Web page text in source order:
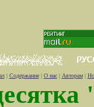
| Содержание| О нас| Авторам|